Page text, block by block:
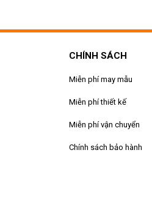
CHÍNH SÁCH
Miễn phí may mẫu
Miễn phí thiết kế
Miễn phí vận chuyển
Chính sách bảo hành